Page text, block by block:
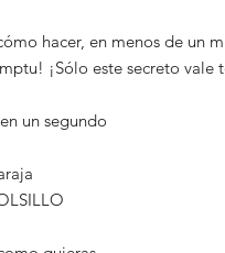
hacer, en menos de un
¡Sólo este secreto vale
un segundo